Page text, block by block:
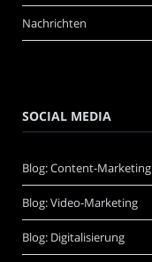
Nachrichten
SOCIAL MEDIA
Blog: Content-Marketing
Blog: Video-Marketing
Blog: Digitalisierung